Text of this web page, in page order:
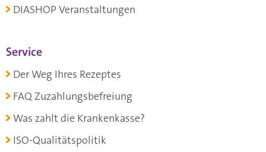
DIASHOP Veranstaltungen
Service
Der Weg Ihres Rezeptes
FAQ Zuzahlungsbefreiung
Was zahlt die Krankenkasse?
ISO-Qualitätspolitik